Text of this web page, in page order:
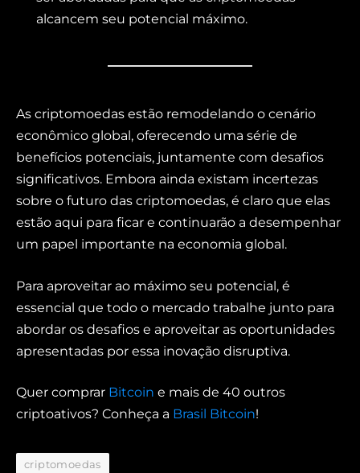
alcancem seu potencial máximo.
As criptomoedas estão remodelando o cenário
econômico global, oferecendo uma série de
benefícios potenciais, juntamente com desafios
significativos. Embora ainda existam incertezas
sobre o futuro das criptomoedas, é claro que elas
estão aqui para ficar e continuarão a desempenhar
um papel importante na economia global.
Para aproveitar ao máximo seu potencial, é
essencial que todo o mercado trabalhe junto para
abordar os desafios e aproveitar as oportunidades
apresentadas por essa inovação disruptiva.
Quer comprar Bitcoin e mais de 40 outros
criptoativos? Conheça a Brasil Bitcoin!
criptomoedas